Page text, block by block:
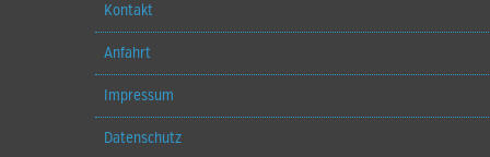
Kontakt
Anfahrt
Impressum
Datenschutz